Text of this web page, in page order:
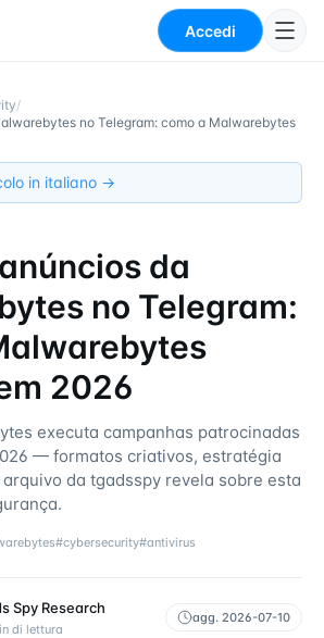
Accedi
/
no Telegram: como a Malwarebytes
in italiano →
da
no Telegram:
2026
executa campanhas patrocinadas
— formatos criativos, estratégia
da tgadsspy revela sobre esta
#cybersecurity#antivirus
Spy Research
di lettura
agg. 2026-07-10